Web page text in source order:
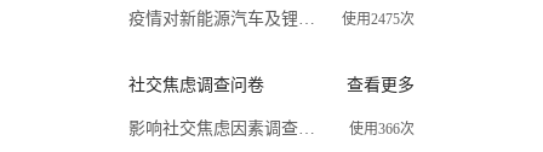
疫情对新能源汽车及锂电行业影响调查问卷 使用2475次
社交焦虑调查问卷 查看更多
影响社交焦虑因素调查问卷 使用366次